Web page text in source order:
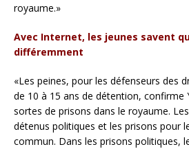
royaume.»
Avec Internet, les jeunes savent
différemment
«Les peines, pour les défenseurs des
de 10 à 15 ans de détention, confirme
sortes de prisons dans le royaume.
détenus politiques et les prisons pour
commun. Dans les prisons politiques,